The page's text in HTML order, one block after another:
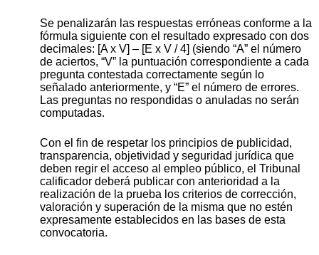
Se penalizarán las respuestas erróneas conforme a la
fórmula siguiente con el resultado expresado con dos
decimales: [A x V] – [E x V / 4] (siendo “A” el número
de aciertos, “V” la puntuación correspondiente a cada
pregunta contestada correctamente según lo
señalado anteriormente, y “E” el número de errores.
Las preguntas no respondidas o anuladas no serán
computadas.
Con el fin de respetar los principios de publicidad,
transparencia, objetividad y seguridad jurídica que
deben regir el acceso al empleo público, el Tribunal
calificador deberá publicar con anterioridad a la
realización de la prueba los criterios de corrección,
valoración y superación de la misma que no estén
expresamente establecidos en las bases de esta
convocatoria.